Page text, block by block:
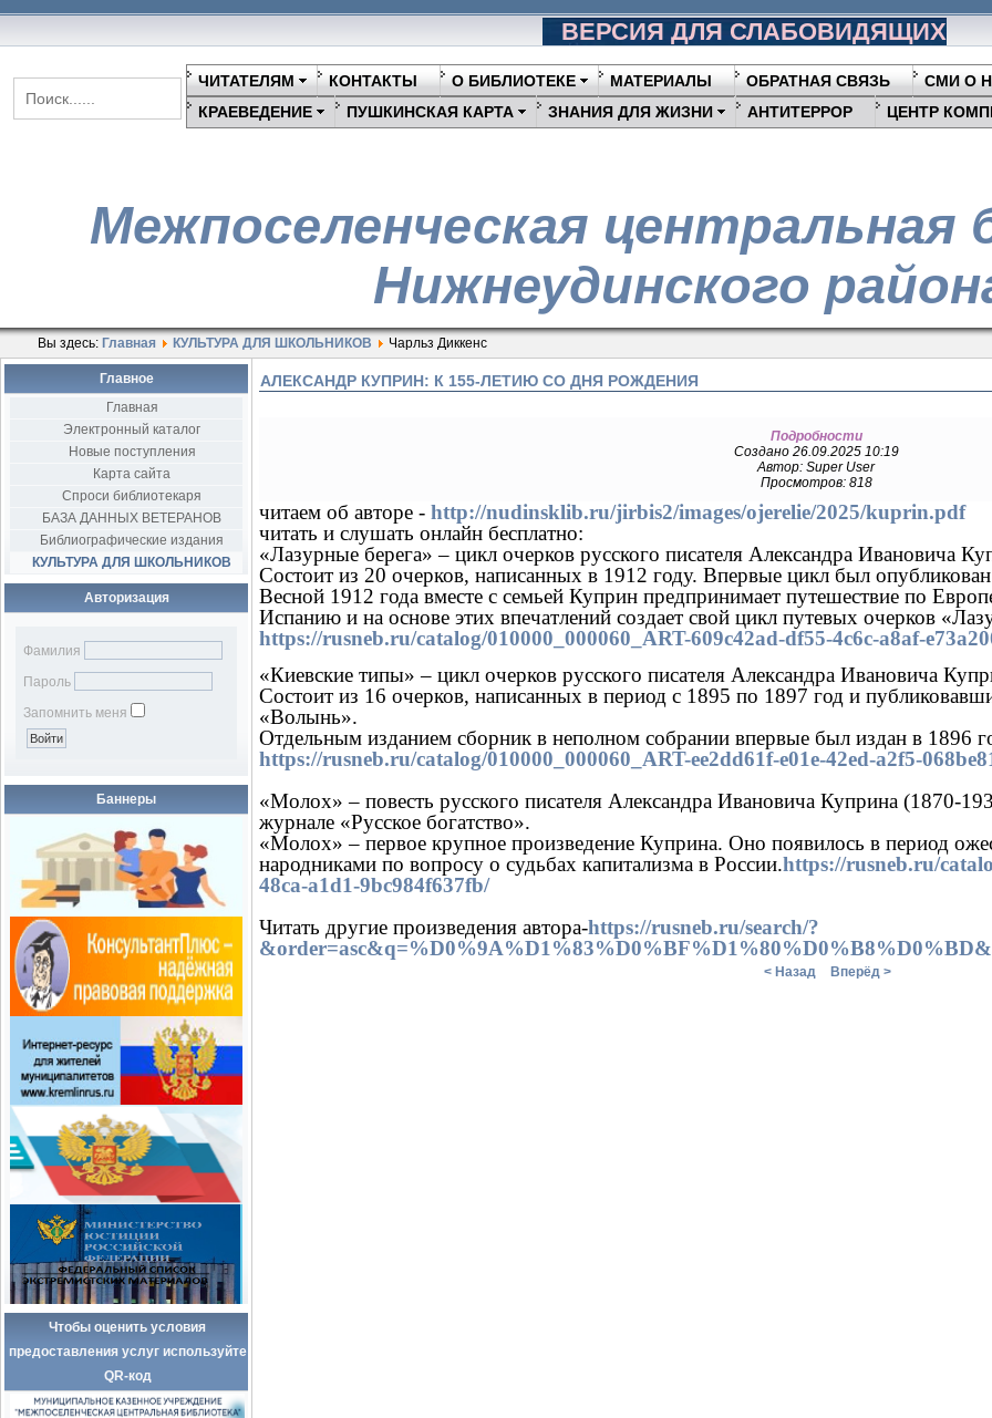
ВЕРСИЯ ДЛЯ СЛАБОВИДЯЩИХ
ЧИТАТЕЛЯМ КОНТАКТЫ О БИБЛИОТЕКЕ МАТЕРИАЛЫ ОБРАТНАЯ СВЯЗЬ СМИ О
КРАЕВЕДЕНИЕ
ПУШКИНСКАЯ КАРТА ЗНАНИЯ ДЛЯ ЖИЗНИ АНТИТЕРРОР ЦЕНТР
Межпоселенческая центральная
Нижнеудинского
Вы здесь: Главная КУЛЬТУРА ДЛЯ ШКОЛЬНИКОВ Чарльз Диккенс
Главное
Главная
Электронный каталог
Новые поступления
Карта сайта
Спроси библиотекаря
БАЗА ДАННЫХ ВЕТЕРАНОВ
Библиографические издания
КУЛЬТУРА ДЛЯ ШКОЛЬНИКОВ
Авторизация
Фамилия
Пароль
Запомнить меня
Баннеры
Чтобы оценить условия
предоставления услуг используйте
QR-код
АЛЕКСАНДР КУПРИН: К 155-ЛЕТИЮ СО ДНЯ РОЖДЕНИЯ
Подробности
Создано 26.09.2025 10:19
Автор: Super User
Просмотров: 818
читаем об авторе - http://nudinsklib.ru/jirbis2/images/ojerelie/2025/kuprin.pdf
читать и слушать онлайн бесплатно:
«Лазурные берега» – цикл очерков русского писателя Александра Ивановича
Состоит из 20 очерков, написанных в 1912 году. Впервые цикл был
Весной 1912 года вместе с семьей Куприн предпринимает путешествие по
Испанию и на основе этих впечатлений создает свой цикл путевых очерков
https://rusneb.ru/catalog/010000_000060_ART-609c42ad-df55-4c6c-a8af-
«Киевские типы» – цикл очерков русского писателя Александра Ивановича
Состоит из 16 очерков, написанных в период с 1895 по 1897 год и
«Волынь».
Отдельным изданием сборник в неполном собрании впервые был издан в 1896
https://rusneb.ru/catalog/010000_000060_ART-ee2dd61f-e01e-42ed-a2f5-
«Молох» – повесть русского писателя Александра Ивановича Куприна (1870-
журнале «Русское богатство».
«Молох» – первое крупное произведение Куприна. Оно появилось в период
народниками по вопросу о судьбах капитализма в России.https://rusneb.ru/
48ca-a1d1-9bc984f637fb/
Читать другие произведения автора-https://rusneb.ru/search/?
< Назад Вперёд >